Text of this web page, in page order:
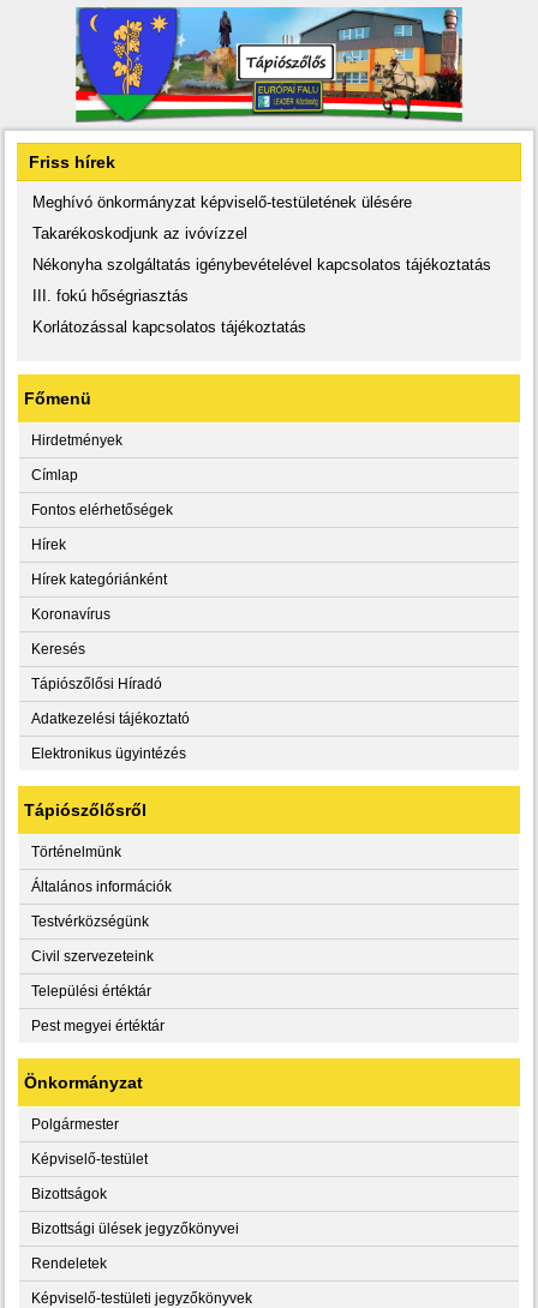
Friss hírek
Meghívó önkormányzat képviselő-testületének ülésére
Takarékoskodjunk az ivóvízzel
Nékonyha szolgáltatás igénybevételével kapcsolatos tájékoztatás
III. fokú hőségriasztás
Korlátozással kapcsolatos tájékoztatás
Főmenü
Hirdetmények
Címlap
Fontos elérhetőségek
Hírek
Hírek kategóriánként
Koronavírus
Keresés
Tápiószőlősi Híradó
Adatkezelési tájékoztató
Elektronikus ügyintézés
Tápiószőlősről
Történelmünk
Általános információk
Testvérközségünk
Civil szervezeteink
Települési értéktár
Pest megyei értéktár
Önkormányzat
Polgármester
Képviselő-testület
Bizottságok
Bizottsági ülések jegyzőkönyvei
Rendeletek
Képviselő-testületi jegyzőkönyvek